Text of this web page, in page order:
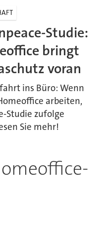
Studie:
bringt
voran
ins Büro: Wenn
arbeiten,
Studie zufolge
Sie mehr!